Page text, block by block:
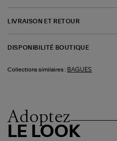
LIVRAISON ET RETOUR
DISPONIBILITÉ BOUTIQUE
Collections similaires : BAGUES
Adoptez
LE LOOK